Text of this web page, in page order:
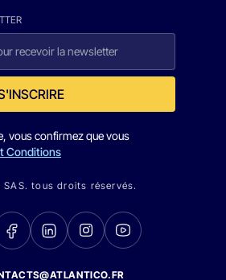
vous confirmez que vous
Conditions
tous droits réservés.